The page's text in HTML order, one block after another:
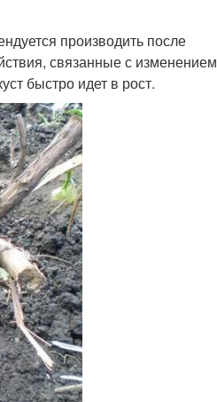
производить после
связанные с изменением
быстро идет в рост.